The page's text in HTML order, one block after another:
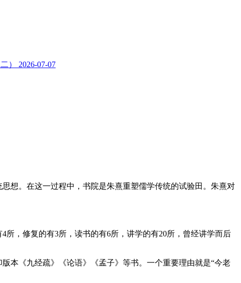
） 2026-07-07
想。在这一过程中，书院是朱熹重塑儒学传统的试验田。朱熹对
4所，修复的有3所，读书的有6所，讲学的有20所，曾经讲学而后
本《九经疏》《论语》《孟子》等书。一个重要理由就是“今老